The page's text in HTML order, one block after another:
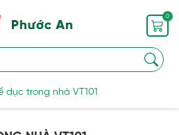
0
dục trong nhà VT101